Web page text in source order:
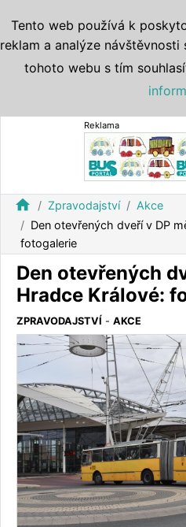
Reklama
home Zpravodajství
Akce
Den otevřených dveří v DP
fotogalerie
Den otevřených
Hradce Králové:
ZPRAVODAJSTVÍ - AKCE
Tento web používá k
reklam a analýze
tohoto webu s tím